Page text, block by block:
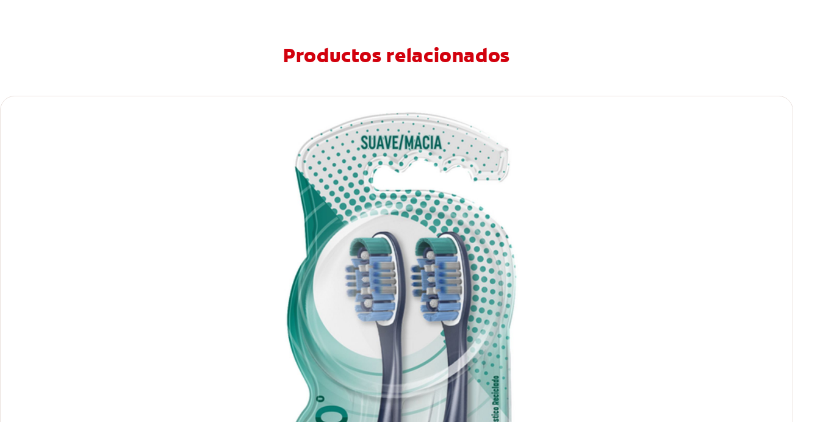
Productos relacionados